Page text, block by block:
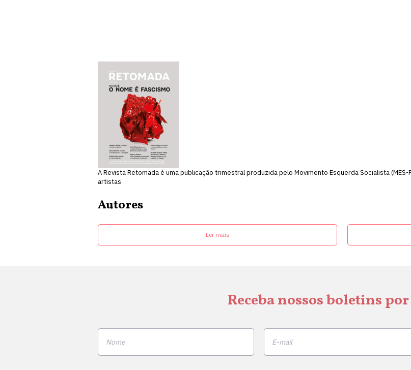
A Revista Retomada é uma publicação trimestral produzida pelo Movimento Esquerda Socialista
artistas
Autores
Ler mais
Receba nossos boletins